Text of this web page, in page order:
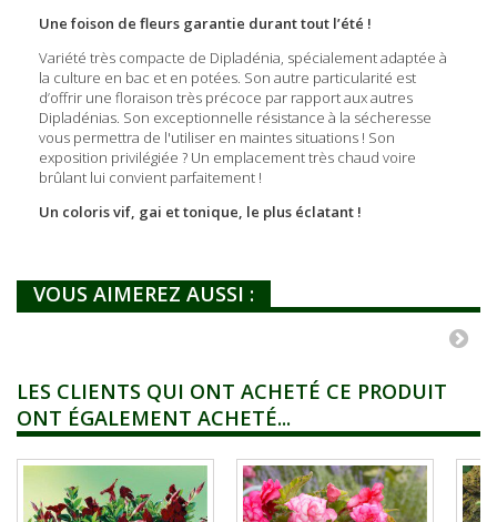
Une foison de fleurs garantie durant tout l’été !
Variété très compacte de Dipladénia, spécialement adaptée à
la culture en bac et en potées. Son autre particularité est
d’offrir une floraison très précoce par rapport aux autres
Dipladénias. Son exceptionnelle résistance à la sécheresse
vous permettra de l'utiliser en maintes situations ! Son
exposition privilégiée ? Un emplacement très chaud voire
brûlant lui convient parfaitement !
Un coloris vif, gai et tonique, le plus éclatant !
VOUS AIMEREZ AUSSI :
LES CLIENTS QUI ONT ACHETÉ CE PRODUIT
ONT ÉGALEMENT ACHETÉ...